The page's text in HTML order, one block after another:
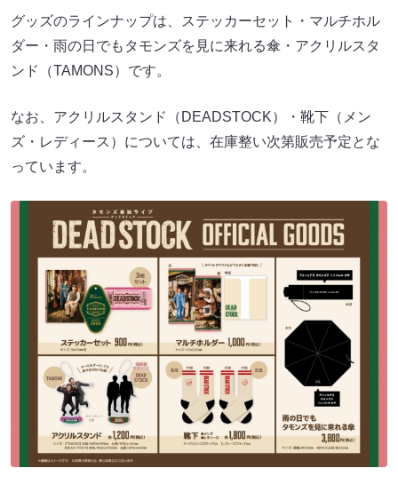
グッズのラインナップは、ステッカーセット・マルチホル
ダー・雨の日でもタモンズを見に来れる傘・アクリルスタ
ンド（TAMONS）です。
なお、アクリルスタンド（DEADSTOCK）・靴下（メン
ズ・レディース）については、在庫整い次第販売予定とな
っています。